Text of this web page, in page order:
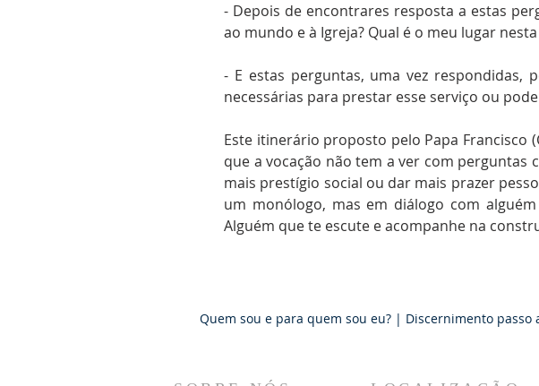
- Depois de encontrares resposta a estas
ao mundo e à Igreja? Qual é o meu lugar
- E estas perguntas, uma vez respondidas,
necessárias para prestar esse serviço ou
Este itinerário proposto pelo Papa Francisco
que a vocação não tem a ver com
mais prestígio social ou dar mais prazer
um monólogo, mas em diálogo com
Alguém que te escute e acompanhe na
Quem sou e para quem sou eu? | Discernimento passo